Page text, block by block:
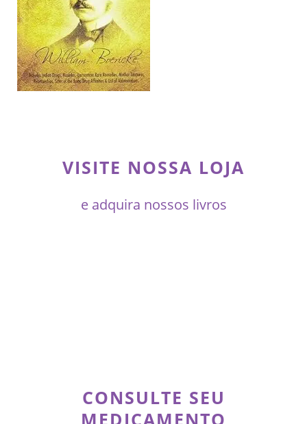
VISITE NOSSA LOJA
e adquira nossos livros
CONSULTE SEU